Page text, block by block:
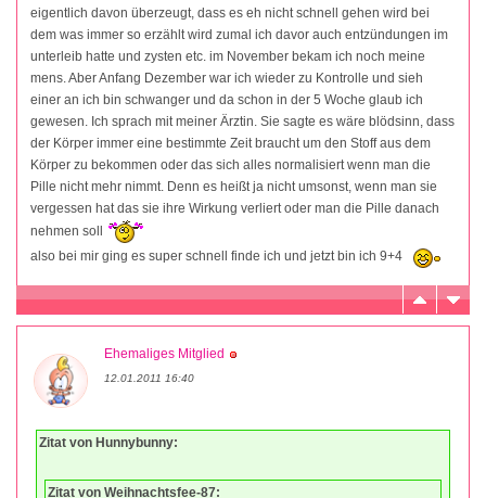
eigentlich davon überzeugt, dass es eh nicht schnell gehen wird bei
dem was immer so erzählt wird zumal ich davor auch entzündungen im
unterleib hatte und zysten etc. im November bekam ich noch meine
mens. Aber Anfang Dezember war ich wieder zu Kontrolle und sieh
einer an ich bin schwanger und da schon in der 5 Woche glaub ich
gewesen. Ich sprach mit meiner Ärztin. Sie sagte es wäre blödsinn, dass
der Körper immer eine bestimmte Zeit braucht um den Stoff aus dem
Körper zu bekommen oder das sich alles normalisiert wenn man die
Pille nicht mehr nimmt. Denn es heißt ja nicht umsonst, wenn man sie
vergessen hat das sie ihre Wirkung verliert oder man die Pille danach
nehmen soll
also bei mir ging es super schnell finde ich und jetzt bin ich 9+4
Ehemaliges Mitglied
12.01.2011 16:40
Zitat von Hunnybunny:
Zitat von Weihnachtsfee-87: